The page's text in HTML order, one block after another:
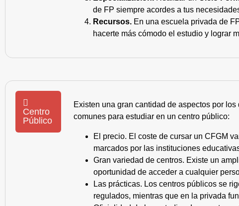
de FP siempre acordes a tus
Recursos. En una escuela privada de
hacerte más cómodo el estudio y lograr
Centro
Público
Existen una gran cantidad de aspectos por
comunes para estudiar en un centro público:
El precio. El coste de cursar un CFGM
marcados por las instituciones
Gran variedad de centros. Existe un
oportunidad de acceder a cualquier
Las prácticas. Los centros públicos se
regulados, mientras que en la privada